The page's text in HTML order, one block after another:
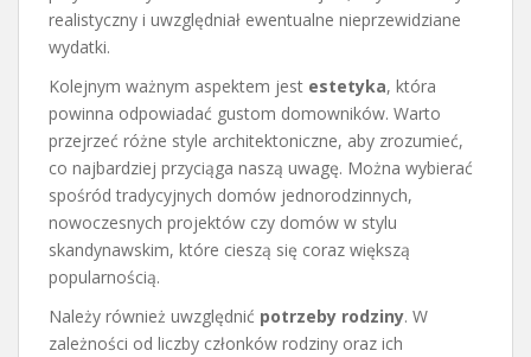
realistyczny i uwzględniał ewentualne nieprzewidziane
wydatki.
Kolejnym ważnym aspektem jest estetyka, która
powinna odpowiadać gustom domowników. Warto
przejrzeć różne style architektoniczne, aby zrozumieć,
co najbardziej przyciąga naszą uwagę. Można wybierać
spośród tradycyjnych domów jednorodzinnych,
nowoczesnych projektów czy domów w stylu
skandynawskim, które cieszą się coraz większą
popularnością.
Należy również uwzględnić potrzeby rodziny. W
zależności od liczby członków rodziny oraz ich